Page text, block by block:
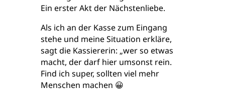
Ein erster Akt der Nächstenliebe.
Als ich an der Kasse zum Eingang
stehe und meine Situation erkläre,
sagt die Kassiererin: „wer so etwas
macht, der darf hier umsonst rein.
Find ich super, sollten viel mehr
Menschen machen 😀